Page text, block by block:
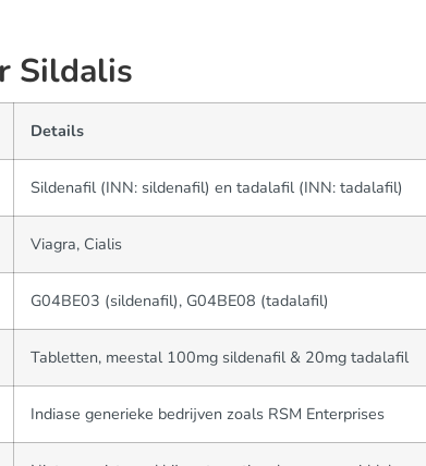
Sildalis
Details
Sildenafil (INN: sildenafil) en tadalafil (INN: tadalafil)
Viagra, Cialis
G04BE03 (sildenafil), G04BE08 (tadalafil)
Tabletten, meestal 100mg sildenafil & 20mg tadalafil
Indiase generieke bedrijven zoals RSM Enterprises